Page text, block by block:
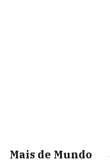
Mais de Mundo